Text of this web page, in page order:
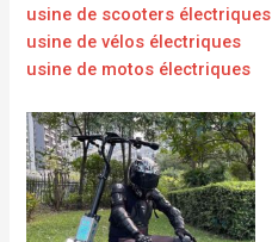
usine de scooters électriques
usine de vélos électriques
usine de motos électriques